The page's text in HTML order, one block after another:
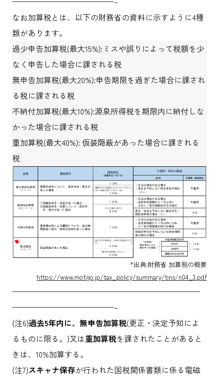
なお加算税とは、以下の財務省の資料に示すように4種
類があります。
過少申告加算税(最大15%):ミスや誤りによって税額を少
なく申告した場合に課される税
無申告加算税(最大20%):申告期限を過ぎた場合に課され
る税に課される税
不納付加算税(最大10%):源泉所得税を期限内に納付しな
かった場合に課される税
重加算税(最大40%): 仮装隠蔽があった場合に課される
税
*出典:財務省 加算税の概要
https://www.mof.go.jp/tax_policy/summary/tins/n04_3.pdf
————————————————————————
—————————————–
(注6)過去5年内に、無申告加算税(更正・決定予知によ
るものに限る。)又は重加算税を課されたことがあると
きは、10%加算する。
(注7)スキャナ保存が行われた国税関係書類に係る電磁